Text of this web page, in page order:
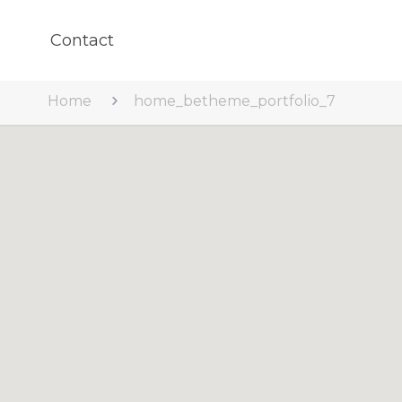
Contact
Home home_betheme_portfolio_7